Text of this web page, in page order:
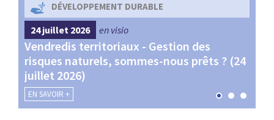
DÉVELOPPEMENT DURABLE
24 juillet 2026 en visio
Vendredis territoriaux - Gestion des
risques naturels, sommes-nous prêts ? (24
juillet 2026)
EN SAVOIR +